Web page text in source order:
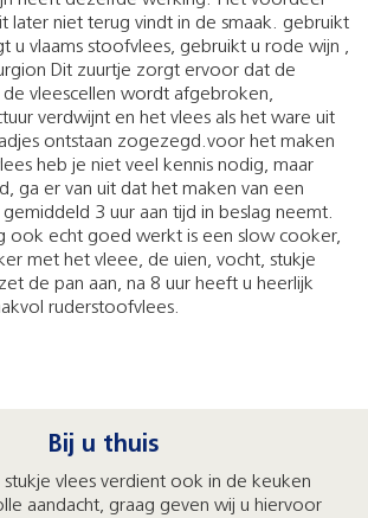
later niet terug vindt in de smaak. gebruikt
u vlaams stoofvlees, gebruikt u rode wijn ,
Dit zuurtje zorgt ervoor dat de
de vleescellen wordt afgebroken,
verdwijnt en het vlees als het ware uit
ontstaan zogezegd.voor het maken
heb je niet veel kennis nodig, maar
ga er van uit dat het maken van een
3 uur aan tijd in beslag neemt.
ook echt goed werkt is een slow cooker,
met het vleee, de uien, vocht, stukje
de pan aan, na 8 uur heeft u heerlijk
ruderstoofvlees.
Bij u thuis
stukje vlees verdient ook in de keuken
aandacht, graag geven wij u hiervoor